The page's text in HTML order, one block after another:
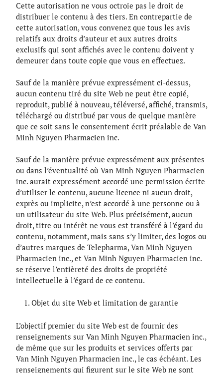
Cette autorisation ne vous octroie pas le droit de
distribuer le contenu à des tiers. En contrepartie de
cette autorisation, vous convenez que tous les avis
relatifs aux droits d’auteur et aux autres droits
exclusifs qui sont affichés avec le contenu doivent y
demeurer dans toute copie que vous en effectuez.
Sauf de la manière prévue expressément ci-dessus,
aucun contenu tiré du site Web ne peut être copié,
reproduit, publié à nouveau, téléversé, affiché, transmis,
téléchargé ou distribué par vous de quelque manière
que ce soit sans le consentement écrit préalable de Van
Minh Nguyen Pharmacien inc.
Sauf de la manière prévue expressément aux présentes
ou dans l’éventualité où Van Minh Nguyen Pharmacien
inc. aurait expressément accordé une permission écrite
d’utiliser le contenu, aucune licence ni aucun droit,
exprès ou implicite, n’est accordé à une personne ou à
un utilisateur du site Web. Plus précisément, aucun
droit, titre ou intérêt ne vous est transféré à l’égard du
contenu, notamment, mais sans s’y limiter, des logos ou
d’autres marques de Telepharma, Van Minh Nguyen
Pharmacien inc., et Van Minh Nguyen Pharmacien inc.
se réserve l’entièreté des droits de propriété
intellectuelle à l’égard de ce contenu.
Objet du site Web et limitation de garantie
L’objectif premier du site Web est de fournir des
renseignements sur Van Minh Nguyen Pharmacien inc.,
de même que sur les produits et services offerts par
Van Minh Nguyen Pharmacien inc., le cas échéant. Les
renseignements qui figurent sur le site Web ne sont